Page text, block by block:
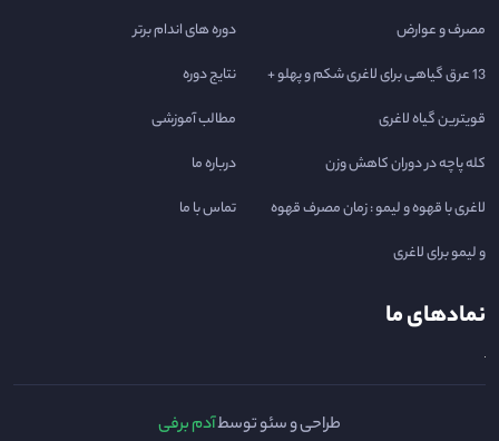
مصرف و عوارض
13 عرق گیاهی برای لاغری شکم و پهلو +
قویترین گیاه لاغری
کله پاچه در دوران کاهش وزن
لاغری با قهوه و لیمو : زمان مصرف قهوه
و لیمو برای لاغری
دوره های اندام برتر
نتایج دوره
مطالب آموزشی
درباره ما
تماس با ما
نمادهای ما
طراحی و سئو توسطآدم برفی